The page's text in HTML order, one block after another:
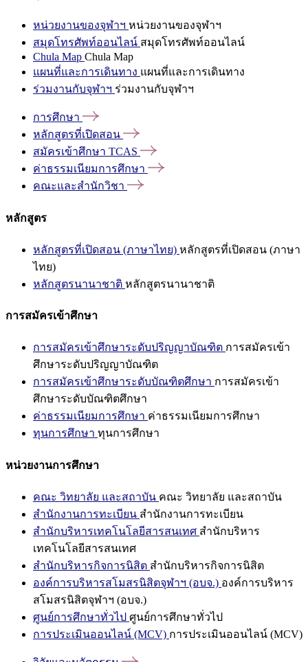
หน่วยงานของจุฬาฯ หน่วยงานของจุฬาฯ
สมุดโทรศัพท์ออนไลน์ สมุดโทรศัพท์ออนไลน์
Chula Map Chula Map
แผนที่และการเดินทาง แผนที่และการเดินทาง
ร่วมงานกับจุฬาฯ ร่วมงานกับจุฬาฯ
การศึกษา
หลักสูตรที่เปิดสอน
สมัครเข้าศึกษา TCAS
ค่าธรรมเนียมการศึกษา
คณะและสำนักวิชา
หลักสูตร
หลักสูตรที่เปิดสอน (ภาษาไทย) หลักสูตรที่เปิดสอน (ภาษา
ไทย)
หลักสูตรนานาชาติ หลักสูตรนานาชาติ
การสมัครเข้าศึกษา
การสมัครเข้าศึกษาระดับปริญญาบัณฑิต การสมัครเข้า
ศึกษาระดับปริญญาบัณฑิต
การสมัครเข้าศึกษาระดับบัณฑิตศึกษา การสมัครเข้า
ศึกษาระดับบัณฑิตศึกษา
ค่าธรรมเนียมการศึกษา ค่าธรรมเนียมการศึกษา
ทุนการศึกษา ทุนการศึกษา
หน่วยงานการศึกษา
คณะ วิทยาลัย และสถาบัน คณะ วิทยาลัย และสถาบัน
สำนักงานการทะเบียน สำนักงานการทะเบียน
สำนักบริหารเทคโนโลยีสารสนเทศ สำนักบริหาร
เทคโนโลยีสารสนเทศ
สำนักบริหารกิจการนิสิต สำนักบริหารกิจการนิสิต
องค์การบริหารสโมสรนิสิตจุฬาฯ (อบจ.) องค์การบริหาร
สโมสรนิสิตจุฬาฯ (อบจ.)
ศูนย์การศึกษาทั่วไป ศูนย์การศึกษาทั่วไป
การประเมินออนไลน์ (MCV) การประเมินออนไลน์ (MCV)